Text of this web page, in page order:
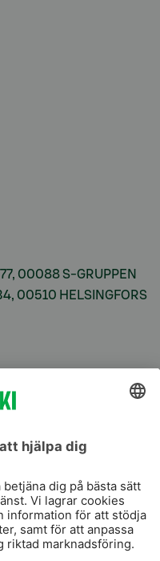
00088 S-GRUPPEN
00510 HELSINGFORS